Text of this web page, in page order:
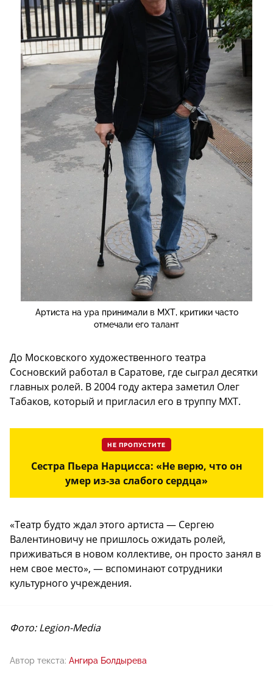
Артиста на ура принимали в МХТ, критики часто
отмечали его талант
До Московского художественного театра
Сосновский работал в Саратове, где сыграл десятки
главных ролей. В 2004 году актера заметил Олег
Табаков, который и пригласил его в труппу МХТ.
НЕ ПРОПУСТИТЕ
Сестра Пьера Нарцисса: «Не верю, что он
умер из-за слабого сердца»
«Театр будто ждал этого артиста — Сергею
Валентиновичу не пришлось ожидать ролей,
приживаться в новом коллективе, он просто занял в
нем свое место», — вспоминают сотрудники
культурного учреждения.
Фото: Legion-Media
Автор текста: Ангира Болдырева